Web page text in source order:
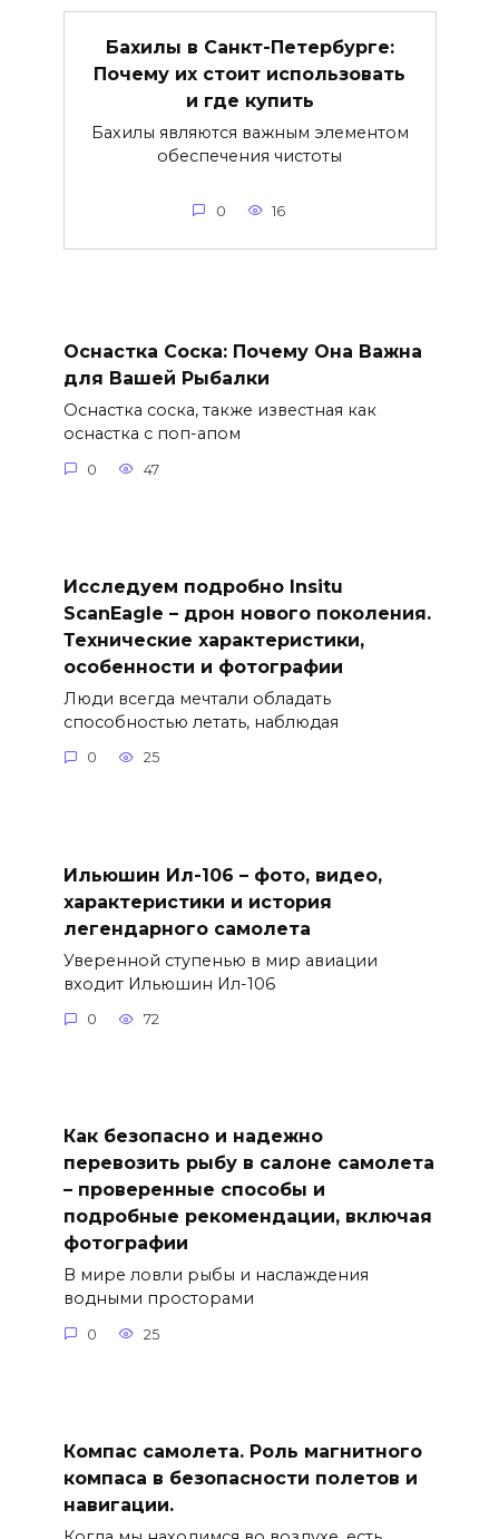
Бахилы в Санкт-Петербурге:
Почему их стоит использовать
и где купить
Бахилы являются важным элементом
обеспечения чистоты
0 16
Оснастка Соска: Почему Она Важна
для Вашей Рыбалки
Оснастка соска, также известная как
оснастка с поп-апом
0 47
Исследуем подробно Insitu
ScanEagle – дрон нового поколения.
Технические характеристики,
особенности и фотографии
Люди всегда мечтали обладать
способностью летать, наблюдая
0 25
Ильюшин Ил-106 – фото, видео,
характеристики и история
легендарного самолета
Уверенной ступенью в мир авиации
входит Ильюшин Ил-106
0 72
Как безопасно и надежно
перевозить рыбу в салоне самолета
– проверенные способы и
подробные рекомендации, включая
фотографии
В мире ловли рыбы и наслаждения
водными просторами
0 25
Компас самолета. Роль магнитного
компаса в безопасности полетов и
навигации.